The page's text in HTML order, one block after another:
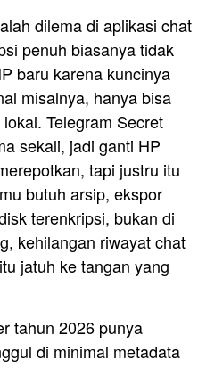
dilema di aplikasi chat
penuh biasanya tidak
baru karena kuncinya
misalnya, hanya bisa
Telegram Secret
sekali, jadi ganti HP
tapi justru itu
butuh arsip, ekspor
terenkripsi, bukan di
kehilangan riwayat chat
jatuh ke tangan yang
tahun 2026 punya
di minimal metadata